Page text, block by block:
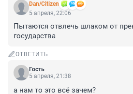
Dan/Citizen
5 апреля, 22:06
Пытаются отвлечь шлаком от
государства
ОТВЕТИТЬ
Гость
5 апреля, 21:38
а нам то это всё зачем?